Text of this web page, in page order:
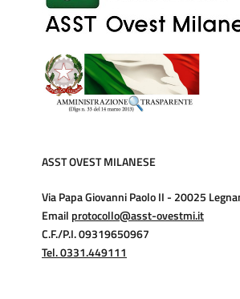
ASST OVEST MILANESE
Via Papa Giovanni Paolo II - 20025
Email protocollo@asst-ovestmi.it
C.F./P.I. 09319650967
Tel. 0331.449111